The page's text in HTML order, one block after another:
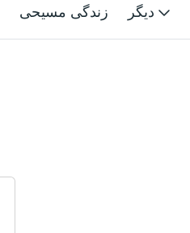
زندگی مسیحی دیگر